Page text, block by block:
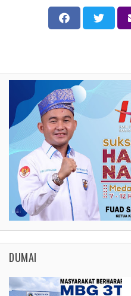
DUMAI